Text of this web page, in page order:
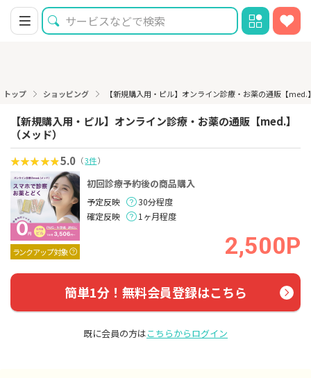
トップ ショッピング 【新規購入用・ピル】オンライン診療・お薬の通販【
【新規購入用・ピル】オンライン診療・お薬の通販【med.】
（メッド）
5.0 （3件）
ランクアップ対象
初回診療予約後の商品購入
予定反映
30分程度
確定反映
1ヶ月程度
2,500P
簡単1分！無料会員登録はこちら
既に会員の方はこちらからログイン